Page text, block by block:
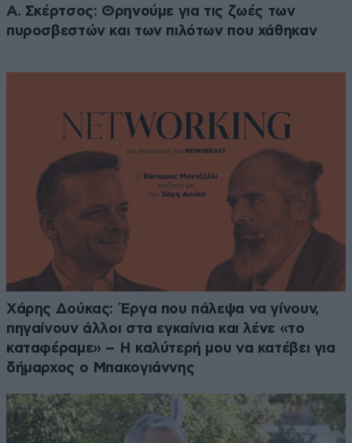
Α. Σκέρτσος: Θρηνούμε για τις ζωές των
πυροσβεστών και των πιλότων που χάθηκαν
Χάρης Δούκας: Έργα που πάλεψα να γίνουν,
πηγαίνουν άλλοι στα εγκαίνια και λένε «το
καταφέραμε» – Η καλύτερή μου να κατέβει για
δήμαρχος ο Μπακογιάννης